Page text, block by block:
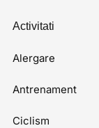
Activitati
Alergare
Antrenament
Ciclism